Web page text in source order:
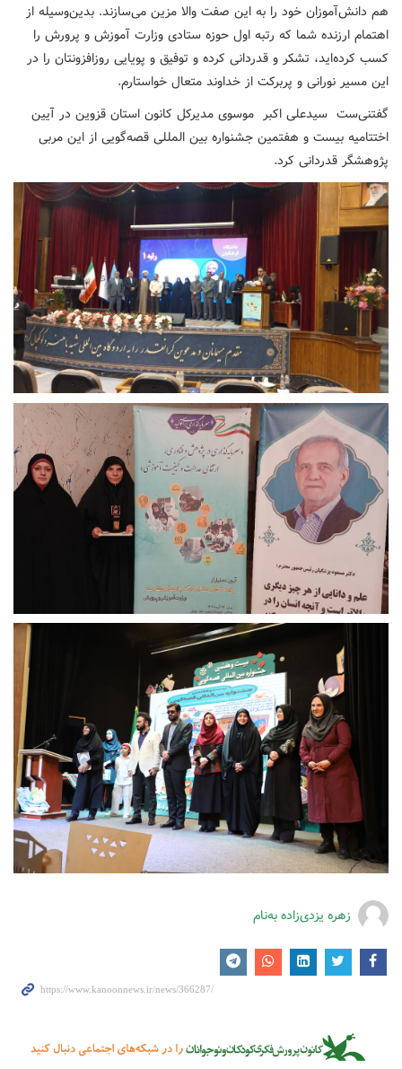
هم دانش‌آموزان خود را به این صفت والا مزین می‌سازند. بدین‌وسیله از
اهتمام ارزنده شما که رتبه اول حوزه ستادی وزارت آموزش‌ و پرورش را
کسب کرده‌اید، تشکر و قدردانی کرده و توفیق و پویایی روزافزونتان را در
این مسیر نورانی و پربرکت از خداوند متعال خواستارم.
گفتنی‌ست سیدعلی اکبر موسوی مدیرکل کانون استان قزوین در آیین
اختتامیه بیست و هفتمین جشنواره بین المللی قصه‌گویی از این مربی
پژوهشگر قدردانی کرد.
زهره یزدی‌زاده به‌نام